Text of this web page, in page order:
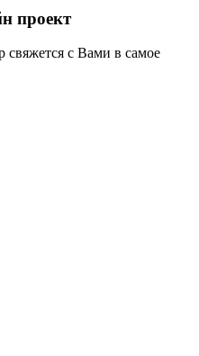
проект
свяжется с Вами в самое